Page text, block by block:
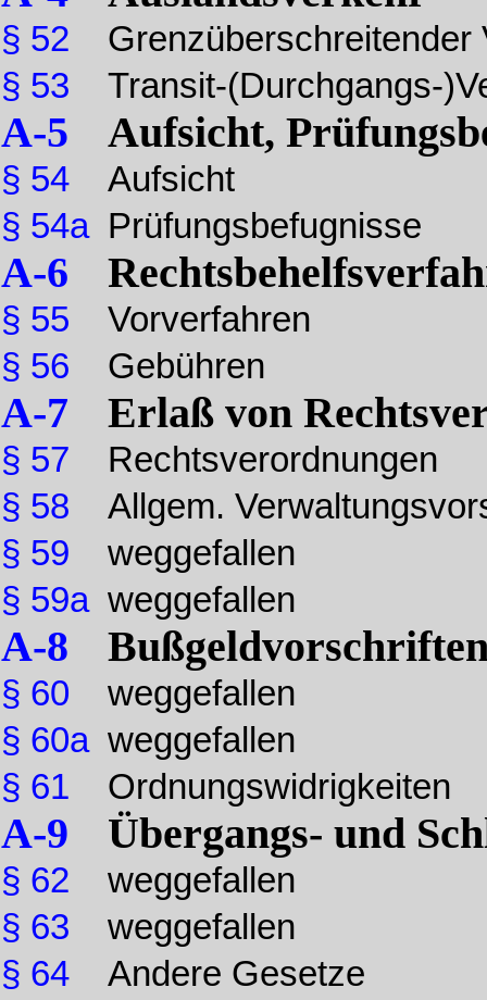
§ 52
§ 53
A-5
§ 54
§ 54a
A-6
§ 55
§ 56
A-7
§ 57
§ 58
§ 59
§ 59a
A-8
§ 60
§ 60a
§ 61
A-9
§ 62
§ 63
§ 64
Grenzüberschreitender
Transit-(Durchgangs-
Aufsicht,
Aufsicht
Prüfungsbefugnisse
Vorverfahren
Gebühren
Erlaß von
Rechtsverordnungen
Allgem.
weggefallen
weggefallen
weggefallen
weggefallen
Ordnungswidrigkeiten
Übergangs- und
weggefallen
weggefallen
Andere Gesetze